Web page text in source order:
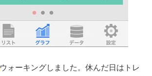
ウォーキングしました。休んだ日はトレ